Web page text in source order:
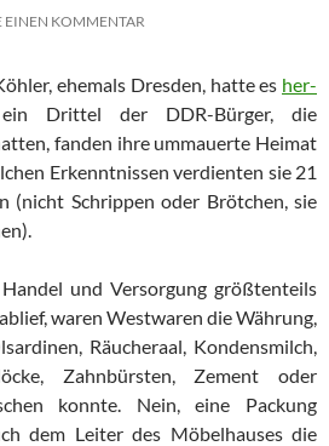
EINEN KOMMENTAR
ehemals Dresden, hatte es her­
Drittel der DDR-Bürger, die
fanden ihre ummauerte Heimat
Erkenntnissen verdienten sie 21
(nicht Schrippen oder Brötchen, sie
und Versorgung größtenteils
waren Westwaren die Währung,
Räucheraal, Kondensmilch,
Zahnbürsten, Zement oder
konnte. Nein, eine Packung
dem Lei­ter des Möbelhauses die